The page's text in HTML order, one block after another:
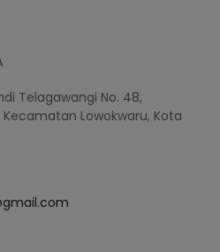
Telagawangi No. 48,
Lowokwaru, Kota